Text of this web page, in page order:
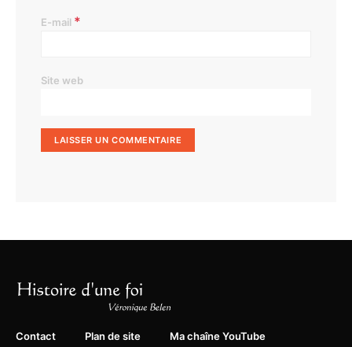
E-mail *
Site web
Contact Plan de site Ma chaîne YouTube